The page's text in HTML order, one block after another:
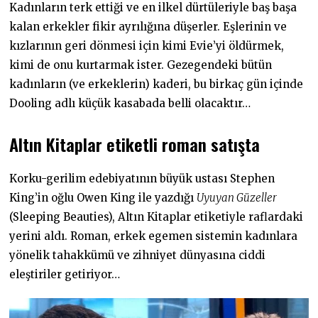
Kadınların terk ettiği ve en ilkel dürtüleriyle baş başa
kalan erkekler fikir ayrılığına düşerler. Eşlerinin ve
kızlarının geri dönmesi için kimi Evie’yi öldürmek,
kimi de onu kurtarmak ister. Gezegendeki bütün
kadınların (ve erkeklerin) kaderi, bu birkaç gün içinde
Dooling adlı küçük kasabada belli olacaktır…
Altın Kitaplar etiketli roman satışta
Korku-gerilim edebiyatının büyük ustası Stephen
King’in oğlu Owen King ile yazdığı Uyuyan Güzeller
(Sleeping Beauties), Altın Kitaplar etiketiyle raflardaki
yerini aldı. Roman, erkek egemen sistemin kadınlara
yönelik tahakkümü ve zihniyet dünyasına ciddi
eleştiriler getiriyor…